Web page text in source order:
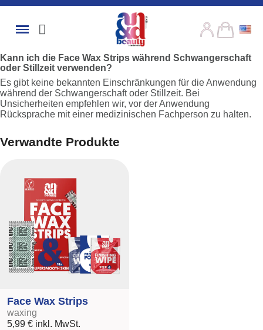
Kann ich die Face Wax Strips während Schwangerschaft
oder Stillzeit verwenden?
Es gibt keine bekannten Einschränkungen für die Anwendung
während der Schwangerschaft oder Stillzeit. Bei
Unsicherheiten empfehlen wir, vor der Anwendung
Rücksprache mit einer medizinischen Fachperson zu halten.
Verwandte Produkte
Face Wax Strips
waxing
5,99 € inkl. MwSt.